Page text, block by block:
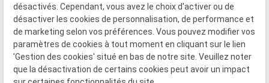
Le Lundi sur rendez-vous.
Mentions
légales
Politique de
confidentialité
Gestion
des
cookies
Plan du
site
désactivés. Cependant, vous avez le choix d'activer ou de
désactiver les cookies de personnalisation, de performance et
de marketing selon vos préférences. Vous pouvez modifier vos
paramètres de cookies à tout moment en cliquant sur le lien
'Gestion des cookies' situé en bas de notre site. Veuillez noter
que la désactivation de certains cookies peut avoir un impact